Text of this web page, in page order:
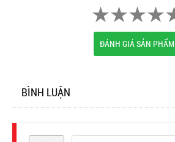
ĐÁNH GIÁ SẢN PHẨM
BÌNH LUẬN